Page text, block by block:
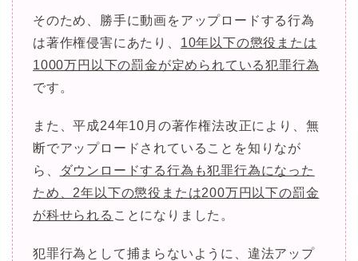
そのため、勝手に動画をアップロードする行為
は著作権侵害にあたり、 10年以下の懲役または
1000万円以下の罰金が定められている犯罪行為
です。
また、平成24年10月の著作権法改正により、無
断でアップロードされていることを知りなが
ら、
ダウンロードする行為も犯罪行為になった
ため、2年以下の懲役または200万円以下の罰金
が科せられる ことになりました。
犯罪行為として捕まらないように、違法アップ